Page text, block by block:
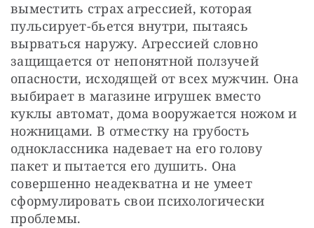
выместить страх агрессией, которая
пульсирует-бьется внутри, пытаясь
вырваться наружу. Агрессией словно
защищается от непонятной ползучей
опасности, исходящей от всех мужчин. Она
выбирает в магазине игрушек вместо
куклы автомат, дома вооружается ножом и
ножницами. В отместку на грубость
одноклассника надевает на его голову
пакет и пытается его душить. Она
совершенно неадекватна и не умеет
сформулировать свои психологически
проблемы.